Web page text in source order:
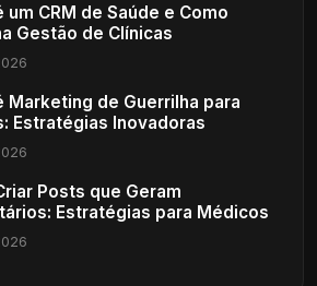
um CRM de Saúde e Como
Gestão de Clínicas
Marketing de Guerrilha para
Estratégias Inovadoras
Posts que Geram
Estratégias para Médicos